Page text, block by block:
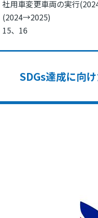
社用車変更車両の実行
(2024→2025)
15、16
SDGs達成に向